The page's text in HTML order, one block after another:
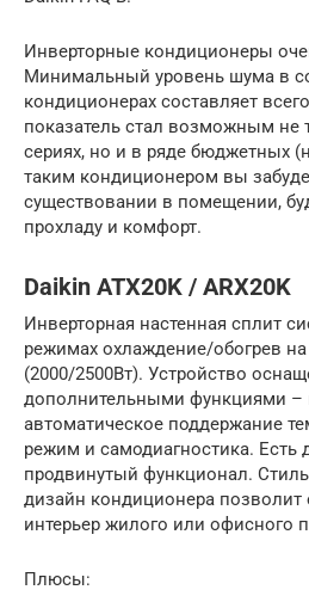
Инверторные кондиционеры
Минимальный уровень шума в
кондиционерах составляет
показатель стал возможным не
сериях, но и в ряде бюджетных
таким кондиционером вы
существовании в помещении,
прохладу и комфорт.
Daikin ATX20K / ARX20K
Инверторная настенная сплит
режимах охлаждение/обогрев
(2000/2500Вт). Устройство
дополнительными функциями –
автоматическое поддержание
режим и самодиагностика. Есть
продвинутый функционал.
дизайн кондиционера позволит
интерьер жилого или офисного
Плюсы: